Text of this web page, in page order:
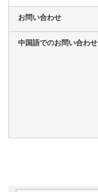
お問い合わせ
中国語でのお問い合わせ